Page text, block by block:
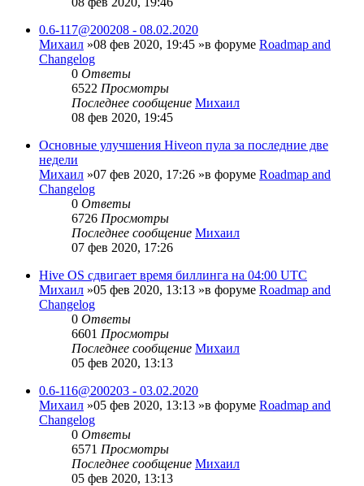
0.6-117@200208 - 08.02.2020
Михаил »08 фев 2020, 19:45 »в форуме Roadmap and
Changelog
0 Ответы
6522 Просмотры
Последнее сообщение Михаил
08 фев 2020, 19:45
Основные улучшения Hiveon пула за последние две
недели
Михаил »07 фев 2020, 17:26 »в форуме Roadmap and
Changelog
0 Ответы
6726 Просмотры
Последнее сообщение Михаил
07 фев 2020, 17:26
Hive OS сдвигает время биллинга на 04:00 UTC
Михаил »05 фев 2020, 13:13 »в форуме Roadmap and
Changelog
0 Ответы
6601 Просмотры
Последнее сообщение Михаил
05 фев 2020, 13:13
0.6-116@200203 - 03.02.2020
Михаил »05 фев 2020, 13:13 »в форуме Roadmap and
Changelog
0 Ответы
6571 Просмотры
Последнее сообщение Михаил
05 фев 2020, 13:13